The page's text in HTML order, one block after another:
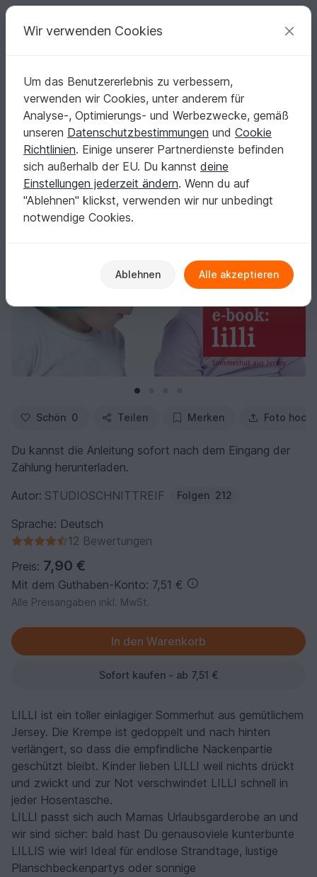
Deine kreativen Ideen
Deutsch | € (EUR) einloggen Kostenlos registrieren
Startseite Nähen Kinder Mützen & Hüte
Lilli - Toller Sommerhut aus Jersey für Groß & Klein - 5 Größen
Lilli - Toller Sommerhut aus Jersey für Groß &
Klein - 5 Größen
Schön 0 Teilen Merken Foto
Du kannst die Anleitung sofort nach dem Eingang der
Zahlung herunterladen.
Autor: STUDIOSCHNITTREIF Folgen 212
Sprache: Deutsch
12 Bewertungen
Preis: 7,90 €
Mit dem Guthaben-Konto: 7,51 €
Alle Preisangaben inkl. MwSt.
Sofort kaufen - ab 7,51 €
LILLI ist ein toller einlagiger Sommerhut aus gemütlichem
Jersey. Die Krempe ist gedoppelt und nach hinten
verlängert, so dass die empfindliche Nackenpartie
geschützt bleibt. Kinder lieben LILLI weil nichts drückt
und zwickt und zur Not verschwindet LILLI schnell in
jeder Hosentasche.
LILLI passt sich auch Mamas Urlaubsgarderobe an und
wir sind sicher: bald hast Du genausoviele kunterbunte
LILLIS wie wir! Ideal für endlose Strandtage, lustige
Planschbeckenpartys oder sonnige
Wir verwenden Cookies
Um das Benutzererlebnis zu verbessern,
verwenden wir Cookies, unter anderem für
Analyse-, Optimierungs- und Werbezwecke, gemäß
unseren Datenschutzbestimmungen und Cookie
Richtlinien. Einige unserer Partnerdienste befinden
sich außerhalb der EU. Du kannst deine
Einstellungen jederzeit ändern. Wenn du auf
"Ablehnen" klickst, verwenden wir nur unbedingt
notwendige Cookies.
Ablehnen Alle akzeptieren